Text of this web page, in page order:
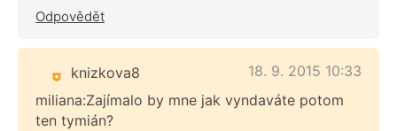
Odpovědět
knizkova8
18. 9. 2015 10:33
miliana:Zajímalo by mne jak vyndaváte potom
ten tymián?